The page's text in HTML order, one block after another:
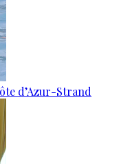
d’Azur-Strand